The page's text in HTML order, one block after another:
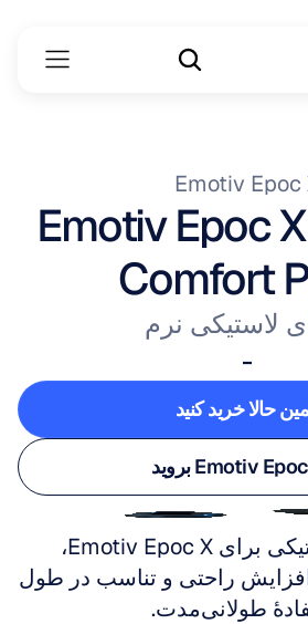
Emotiv Epoc
Emotiv Epoc
Comfort
لاستیکی نرم
-
حالا خرید کنید
حالا خرید کنید
طولانی‌مدت.